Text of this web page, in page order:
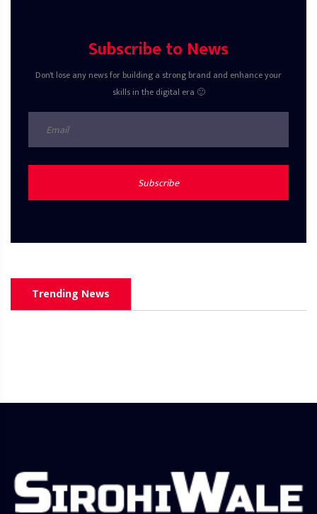
Subscribe to News
Don't lose any news for building a strong brand and enhance your
skills in the digital era 🙂
Subscribe
Trending News